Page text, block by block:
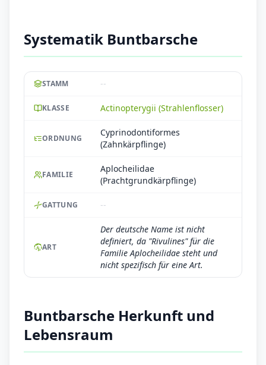
Systematik Buntbarsche
STAMM --
KLASSE Actinopterygii (Strahlenflosser)
ORDNUNG
Cyprinodontiformes
(Zahnkärpflinge)
FAMILIE
Aplocheilidae
(Prachtgrundkärpflinge)
GATTUNG --
ART
Der deutsche Name ist nicht
definiert, da "Rivulines" für die
Familie Aplocheilidae steht und
nicht spezifisch für eine Art.
Buntbarsche Herkunft und
Lebensraum